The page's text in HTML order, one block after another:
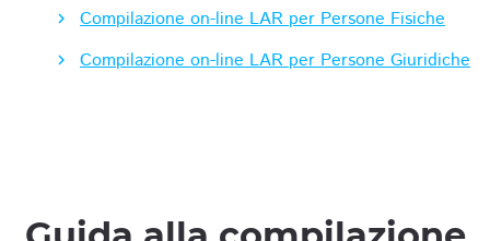
Compilazione on-line LAR per Persone Fisiche
Compilazione on-line LAR per Persone Giuridiche